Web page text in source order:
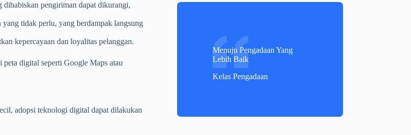
pengiriman dapat dikurangi,
tidak perlu, yang berdampak langsung
kepercayaan dan loyalitas pelanggan.
digital seperti Google Maps atau
adopsi teknologi digital dapat dilakukan
Menuju Pengadaan Yang
Lebih Baik
Kelas Pengadaan